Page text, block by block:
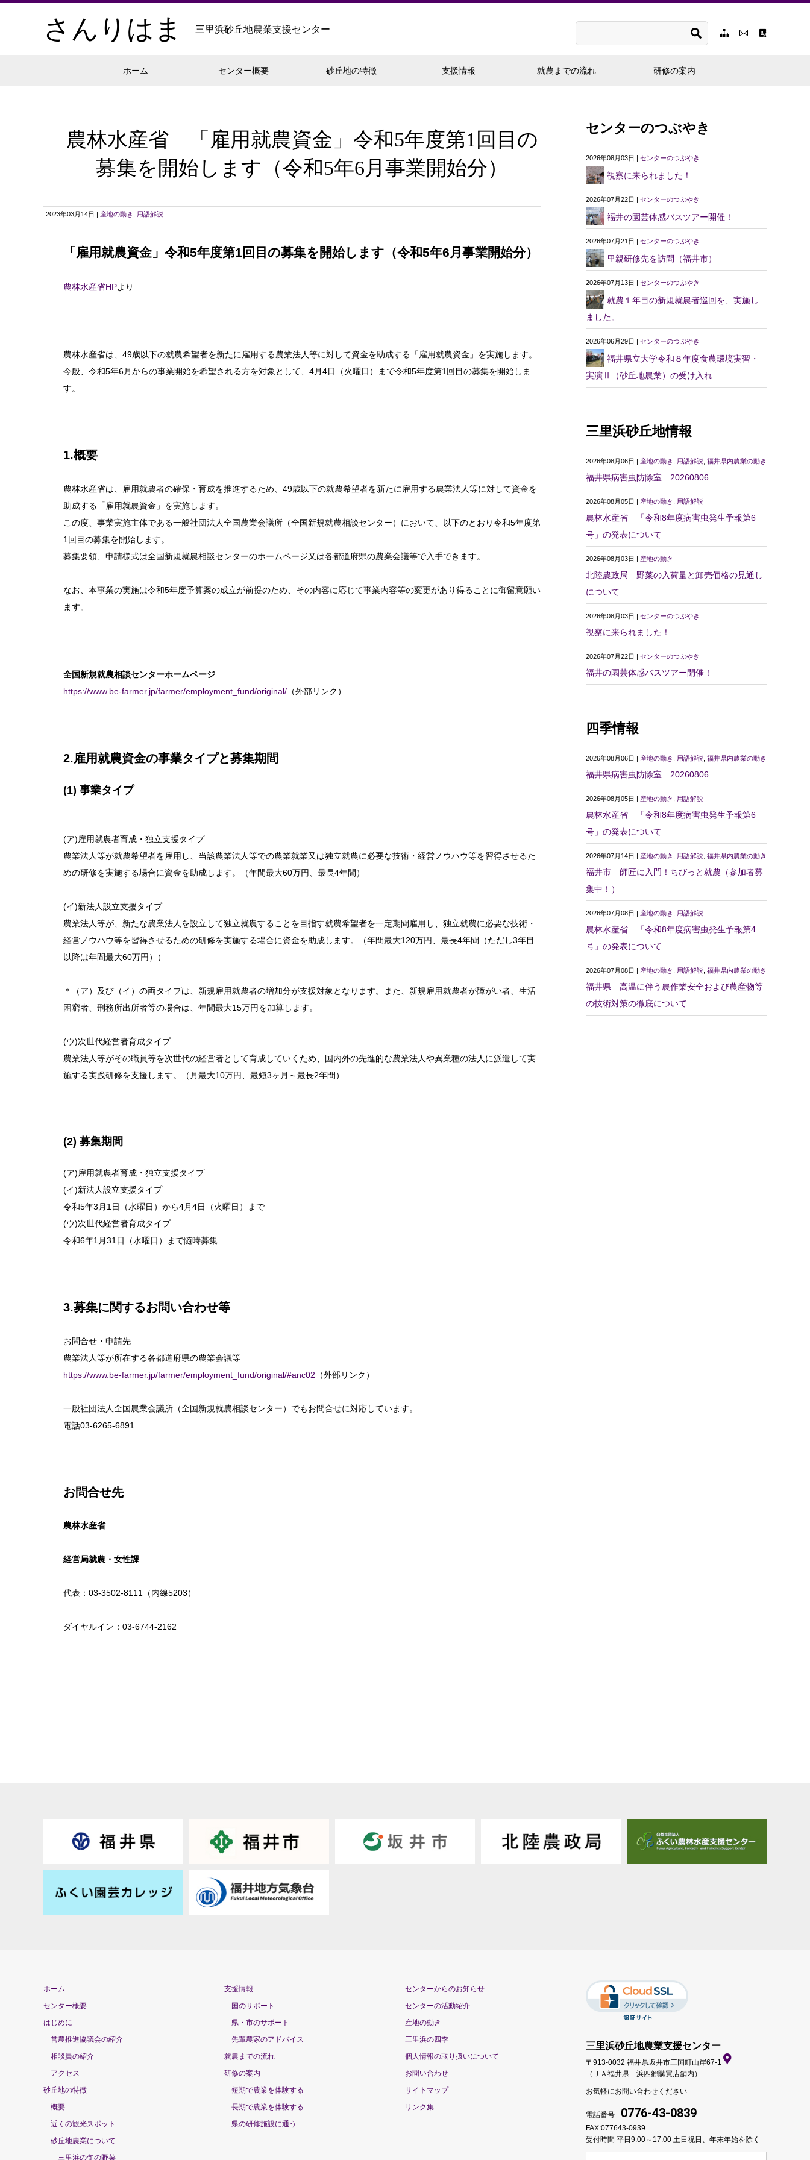
さんりはま 三里浜砂丘地農業支援センター
ホーム センター概要 砂丘地の特徴 支援情報 就農までの流れ 研修の案内
農林水産省 「雇用就農資金」令和5年度第1回目の
募集を開始します（令和5年6月事業開始分）
2023年03月14日 | 産地の動き 用語解説
「雇用就農資金」令和5年度第1回目の募集を開始します（令和5年6月事業開始分）
農林水産省HPより
農林水産省は、49歳以下の就農希望者を新たに雇用する農業法人等に対して資金を助成する「雇用就農資金」を実施します。
今般、令和5年6月からの事業開始を希望される方を対象として、4月4日（火曜日）まで令和5年度第1回目の募集を開始しま
す。
1.概要
農林水産省は、雇用就農者の確保・育成を推進するため、49歳以下の就農希望者を新たに雇用する農業法人等に対して資金を
助成する「雇用就農資金」を実施します。
この度、事業実施主体である一般社団法人全国農業会議所（全国新規就農相談センター）において、以下のとおり令和5年度第
1回目の募集を開始します。
募集要領、申請様式は全国新規就農相談センターのホームページ又は各都道府県の農業会議等で入手できます。
なお、本事業の実施は令和5年度予算案の成立が前提のため、その内容に応じて事業内容等の変更があり得ることに御留意願い
ます。
全国新規就農相談センターホームページ
https://www.be-farmer.jp/farmer/employment_fund/original/ （外部リンク）
2.雇用就農資金の事業タイプと募集期間
(1) 事業タイプ
(ア)雇用就農者育成・独立支援タイプ
農業法人等が就農希望者を雇用し、当該農業法人等での農業就業又は独立就農に必要な技術・経営ノウハウ等を習得させるた
めの研修を実施する場合に資金を助成します。（年間最大60万円、最長4年間）
(イ)新法人設立支援タイプ
農業法人等が、新たな農業法人を設立して独立就農することを目指す就農希望者を一定期間雇用し、独立就農に必要な技術・
経営ノウハウ等を習得させるための研修を実施する場合に資金を助成します。（年間最大120万円、最長4年間（ただし3年目
以降は年間最大60万円））
＊（ア）及び（イ）の両タイプは、新規雇用就農者の増加分が支援対象となります。また、新規雇用就農者が障がい者、生活
困窮者、刑務所出所者等の場合は、年間最大15万円を加算します。
(ウ)次世代経営者育成タイプ
農業法人等がその職員等を次世代の経営者として育成していくため、国内外の先進的な農業法人や異業種の法人に派遣して実
施する実践研修を支援します。（月最大10万円、最短3ヶ月～最長2年間）
(2) 募集期間
(ア)雇用就農者育成・独立支援タイプ
(イ)新法人設立支援タイプ
令和5年3月1日（水曜日）から4月4日（火曜日）まで
(ウ)次世代経営者育成タイプ
令和6年1月31日（水曜日）まで随時募集
3.募集に関するお問い合わせ等
お問合せ・申請先
農業法人等が所在する各都道府県の農業会議等
https://www.be-farmer.jp/farmer/employment_fund/original/#anc02 （外部リンク）
一般社団法人全国農業会議所（全国新規就農相談センター）でもお問合せに対応しています。
電話03-6265-6891
お問合せ先
農林水産省
経営局就農・女性課
代表：03-3502-8111（内線5203）
ダイヤルイン：03-6744-2162
センターのつぶやき
2026年08月03日 | センターのつぶやき
視察に来られました！
2026年07月22日 | センターのつぶやき
福井の園芸体感バスツアー開催！
2026年07月21日 | センターのつぶやき
里親研修先を訪問（福井市）
2026年07月13日 | センターのつぶやき
就農１年目の新規就農者巡回を、実施し
ました。
2026年06月29日 | センターのつぶやき
福井県立大学令和８年度食農環境実習・
実演Ⅱ（砂丘地農業）の受け入れ
三里浜砂丘地情報
2026年08月06日 | 産地の動き 用語解説 福井県内農業の動き
福井県病害虫防除室 20260806
2026年08月05日 | 産地の動き 用語解説
農林水産省 「令和8年度病害虫発生予報第6
号」の発表について
2026年08月03日 | 産地の動き
北陸農政局 野菜の入荷量と卸売価格の見通し
について
2026年08月03日 | センターのつぶやき
視察に来られました！
2026年07月22日 | センターのつぶやき
福井の園芸体感バスツアー開催！
四季情報
2026年08月06日 | 産地の動き 用語解説 福井県内農業の動き
福井県病害虫防除室 20260806
2026年08月05日 | 産地の動き 用語解説
農林水産省 「令和8年度病害虫発生予報第6
号」の発表について
2026年07月14日 | 産地の動き 用語解説 福井県内農業の動き
福井市 師匠に入門！ちびっと就農（参加者募
集中！）
2026年07月08日 | 産地の動き 用語解説
農林水産省 「令和8年度病害虫発生予報第4
号」の発表について
2026年07月08日 | 産地の動き 用語解説 福井県内農業の動き
福井県 高温に伴う農作業安全および農産物等
の技術対策の徹底について
ホーム
センター概要
はじめに
営農推進協議会の紹介
相談員の紹介
アクセス
砂丘地の特徴
概要
近くの観光スポット
砂丘地農業について
三里浜の旬の野菜
支援情報
国のサポート
県・市のサポート
先輩農家のアドバイス
就農までの流れ
研修の案内
短期で農業を体験する
長期で農業を体験する
県の研修施設に通う
センターからのお知らせ
センターの活動紹介
産地の動き
三里浜の四季
個人情報の取り扱いについて
お問い合わせ
サイトマップ
リンク集
三里浜砂丘地農業支援センター
〒913-0032 福井県坂井市三国町山岸67-1
（ＪＡ福井県 浜四郷購買店舗内）
お気軽にお問い合わせください
電話番号 0776-43-0839
FAX:077643-0939
受付時間 平日9:00～17:00 土日祝日、年末年始を除く